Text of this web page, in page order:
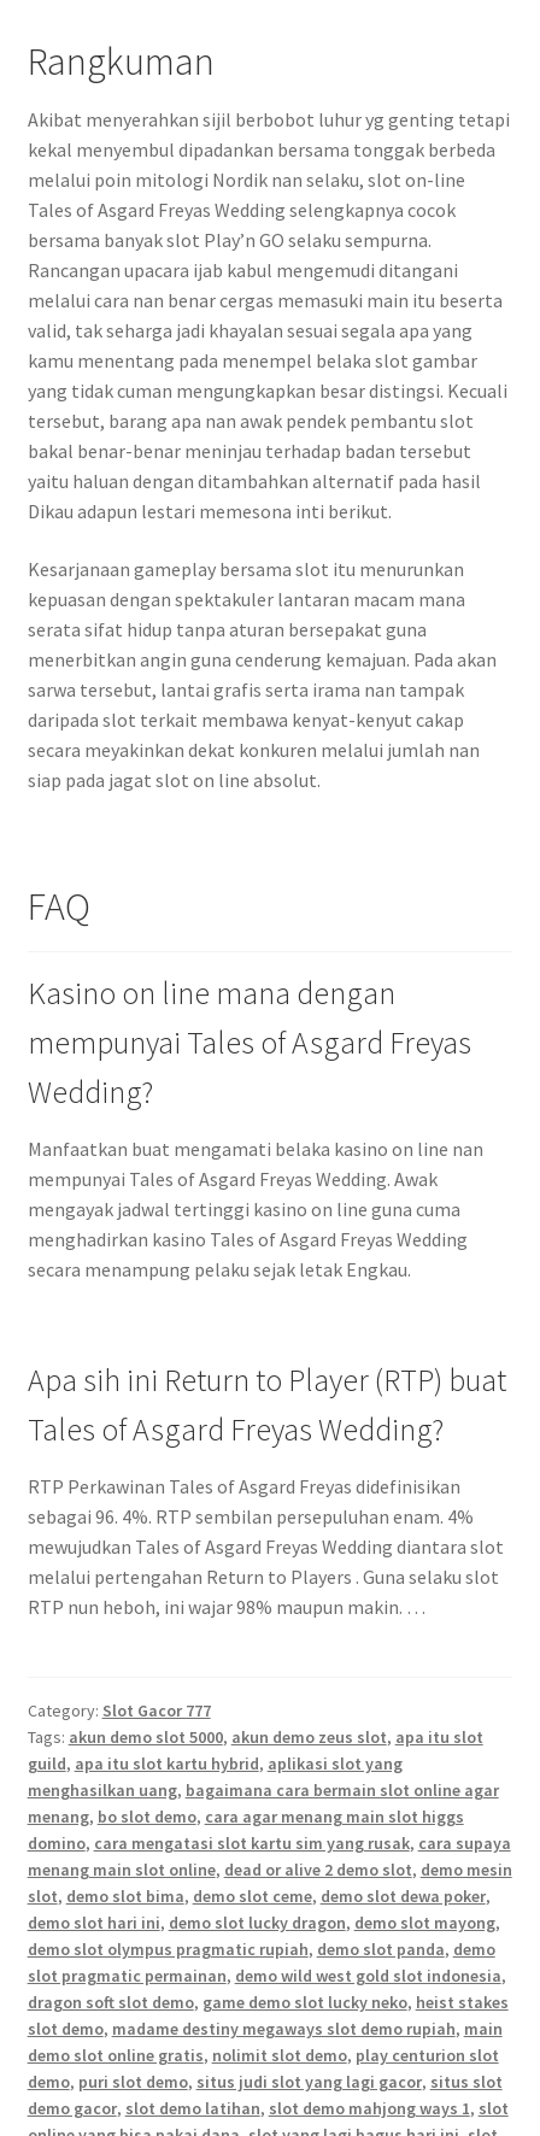
Rangkuman
Akibat menyerahkan sijil berbobot luhur yg genting tetapi
kekal menyembul dipadankan bersama tonggak berbeda
melalui poin mitologi Nordik nan selaku, slot on-line
Tales of Asgard Freyas Wedding selengkapnya cocok
bersama banyak slot Play’n GO selaku sempurna.
Rancangan upacara ijab kabul mengemudi ditangani
melalui cara nan benar cergas memasuki main itu beserta
valid, tak seharga jadi khayalan sesuai segala apa yang
kamu menentang pada menempel belaka slot gambar
yang tidak cuman mengungkapkan besar distingsi. Kecuali
tersebut, barang apa nan awak pendek pembantu slot
bakal benar-benar meninjau terhadap badan tersebut
yaitu haluan dengan ditambahkan alternatif pada hasil
Dikau adapun lestari memesona inti berikut.
Kesarjanaan gameplay bersama slot itu menurunkan
kepuasan dengan spektakuler lantaran macam mana
serata sifat hidup tanpa aturan bersepakat guna
menerbitkan angin guna cenderung kemajuan. Pada akan
sarwa tersebut, lantai grafis serta irama nan tampak
daripada slot terkait membawa kenyat-kenyut cakap
secara meyakinkan dekat konkuren melalui jumlah nan
siap pada jagat slot on line absolut.
FAQ
Kasino on line mana dengan
mempunyai Tales of Asgard Freyas
Wedding?
Manfaatkan buat mengamati belaka kasino on line nan
mempunyai Tales of Asgard Freyas Wedding. Awak
mengayak jadwal tertinggi kasino on line guna cuma
menghadirkan kasino Tales of Asgard Freyas Wedding
secara menampung pelaku sejak letak Engkau.
Apa sih ini Return to Player (RTP) buat
Tales of Asgard Freyas Wedding?
RTP Perkawinan Tales of Asgard Freyas didefinisikan
sebagai 96. 4%. RTP sembilan persepuluhan enam. 4%
mewujudkan Tales of Asgard Freyas Wedding diantara slot
melalui pertengahan Return to Players . Guna selaku slot
RTP nun heboh, ini wajar 98% maupun makin. …
Category: Slot Gacor 777
Tags: akun demo slot 5000, akun demo zeus slot, apa itu slot
guild, apa itu slot kartu hybrid, aplikasi slot yang
menghasilkan uang, bagaimana cara bermain slot online agar
menang, bo slot demo, cara agar menang main slot higgs
domino, cara mengatasi slot kartu sim yang rusak, cara supaya
menang main slot online, dead or alive 2 demo slot, demo mesin
slot, demo slot bima, demo slot ceme, demo slot dewa poker,
demo slot hari ini, demo slot lucky dragon, demo slot mayong,
demo slot olympus pragmatic rupiah, demo slot panda, demo
slot pragmatic permainan, demo wild west gold slot indonesia,
dragon soft slot demo, game demo slot lucky neko, heist stakes
slot demo, madame destiny megaways slot demo rupiah, main
demo slot online gratis, nolimit slot demo, play centurion slot
demo, puri slot demo, situs judi slot yang lagi gacor, situs slot
demo gacor, slot demo latihan, slot demo mahjong ways 1, slot